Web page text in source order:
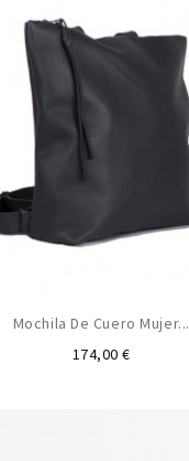
Mochila De Cuero Mujer...
174,00 €Preu